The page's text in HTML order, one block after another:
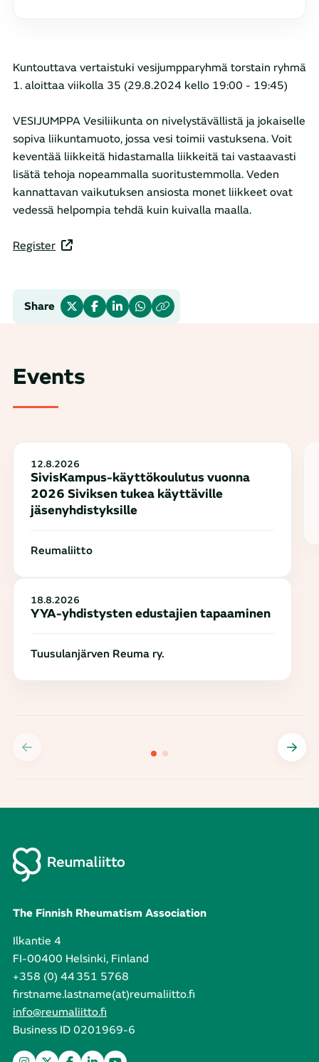
Kuntouttava vertaistuki vesijumpparyhmä torstain ryhmä
1. aloittaa viikolla 35 (29.8.2024 kello 19:00 - 19:45)
VESIJUMPPA Vesiliikunta on nivelystävällistä ja jokaiselle
sopiva liikuntamuoto, jossa vesi toimii vastuksena. Voit
keventää liikkeitä hidastamalla liikkeitä tai vastaavasti
lisätä tehoja nopeammalla suoritustemmolla. Veden
kannattavan vaikutuksen ansiosta monet liikkeet ovat
vedessä helpompia tehdä kuin kuivalla maalla.
Register
Share
Events
12.8.2026
SivisKampus-käyttökoulutus vuonna
2026 Siviksen tukea käyttäville
jäsenyhdistyksille
Reumaliitto
18.8.2026
YYA-yhdistysten edustajien tapaaminen
Tuusulanjärven Reuma ry.
The Finnish Rheumatism Association
Ilkantie 4
FI-00400 Helsinki, Finland
+358 (0) 44 351 5768
firstname.lastname(at)reumaliitto.fi
info@reumaliitto.fi
Business ID 0201969-6